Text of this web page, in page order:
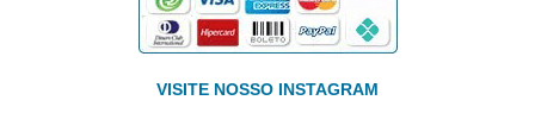
VISITE NOSSO INSTAGRAM